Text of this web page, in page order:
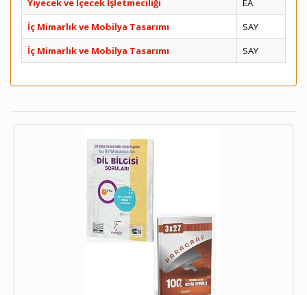
Yiyecek ve İçecek İşletmeciliği
EA
İç Mimarlık ve Mobilya Tasarımı
SAY
İç Mimarlık ve Mobilya Tasarımı
SAY